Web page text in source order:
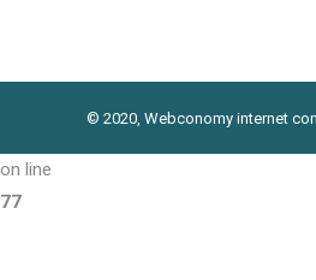
on line
77
© 2020, Webconomy internet